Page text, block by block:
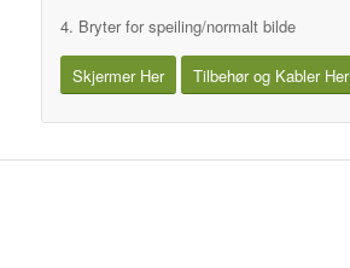
4. Bryter for speiling/normalt bilde
Skjermer Her Tilbehør og Kabler Her